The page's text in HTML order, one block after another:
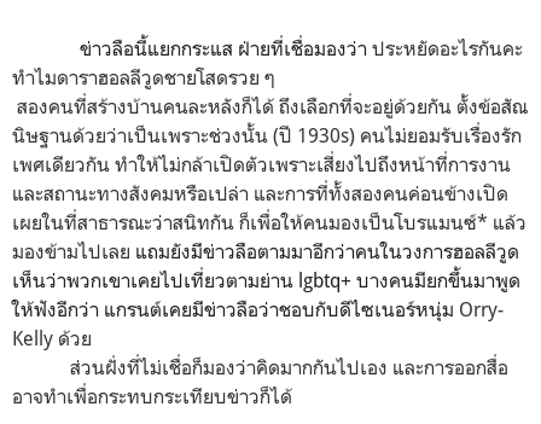
ข่าวลือนี้แยกกระแส ฝ่ายที่เชื่อมองว่า ประหยัดอะไรกันคะ
ทำไมดาราฮอลลีวูดชายโสดรวย ๆ
สองคนที่สร้างบ้านคนละหลังก็ได้ ถึงเลือกที่จะอยู่ด้วยกัน ตั้งข้อสัณ
นิษฐานด้วยว่าเป็นเพราะช่วงนั้น (ปี 1930s) คนไม่ยอมรับเรื่องรัก
เพศเดียวกัน ทำให้ไม่กล้าเปิดตัวเพราะเสี่ยงไปถึงหน้าที่การงาน
และสถานะทางสังคมหรือเปล่า และการที่ทั้งสองคนค่อนข้างเปิด
เผยในที่สาธารณะว่าสนิทกัน ก็เพื่อให้คนมองเป็นโบรแมนซ์* แล้ว
มองข้ามไปเลย แถมยังมีข่าวลือตามมาอีกว่าคนในวงการฮอลลีวูด
เห็นว่าพวกเขาเคยไปเที่ยวตามย่าน lgbtq+ บางคนมียกขึ้นมาพูด
ให้ฟังอีกว่า แกรนต์เคยมีข่าวลือว่าชอบกับดีไซเนอร์หนุ่ม Orry-
Kelly ด้วย
ส่วนฝั่งที่ไม่เชื่อก็มองว่าคิดมากกันไปเอง และการออกสื่อ
อาจทำเพื่อกระทบกระเทียบข่าวก็ได้